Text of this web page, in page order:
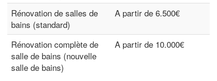
Rénovation de salles de
bains (standard)
A partir de 6.500€
Rénovation complète de
salle de bains (nouvelle
salle de bains)
A partir de 10.000€